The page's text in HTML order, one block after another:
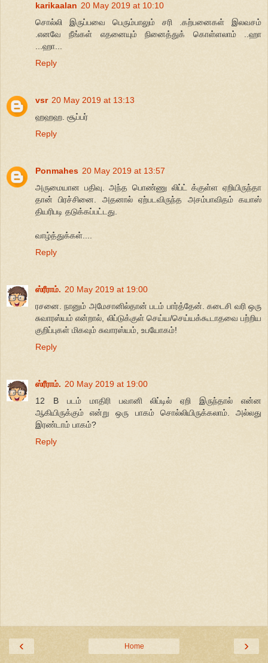
karikaalan 20 May 2019 at 10:10
சொல்லி இருப்பவை பெரும்பாலும் சரி .கற்பனைகள் இலவசம்
.எனவே நீங்கள் எதனையும் நினைத்துக் கொள்ளலாம் ..ஹா
...ஹா...
Reply
vsr 20 May 2019 at 13:13
ஹஹஹ. சூப்பர்
Reply
Ponmahes 20 May 2019 at 13:57
அருமையான பதிவு. அந்த பொண்ணு லிப்ட் க்குள்ள ஏறியிருந்தா
தான் பிரச்சினை. அதனால் ஏற்படவிருந்த அசம்பாவிதம் கயாஸ்
தியரிபடி தடுக்கப்பட்டது.
வாழ்த்துக்கள்....
Reply
ஸ்ரீராம். 20 May 2019 at 19:00
ரசனை. நானும் அமேசானில்தான் படம் பார்த்தேன். கடைசி வரி ஒரு
சுவாரஸ்யம் என்றால், லிப்டுக்குள் செய்ய/செய்யக்கூடாதவை பற்றிய
குறிப்புகள் மிகவும் சுவாரஸ்யம், உபயோகம்!
Reply
ஸ்ரீராம். 20 May 2019 at 19:00
12 B படம் மாதிரி பவானி லிப்டில் ஏறி இருந்தால் என்ன
ஆகியிருக்கும் என்று ஒரு பாகம் சொல்லியிருக்கலாம். அல்லது
இரண்டாம் பாகம்?
Reply
‹ ›
Home